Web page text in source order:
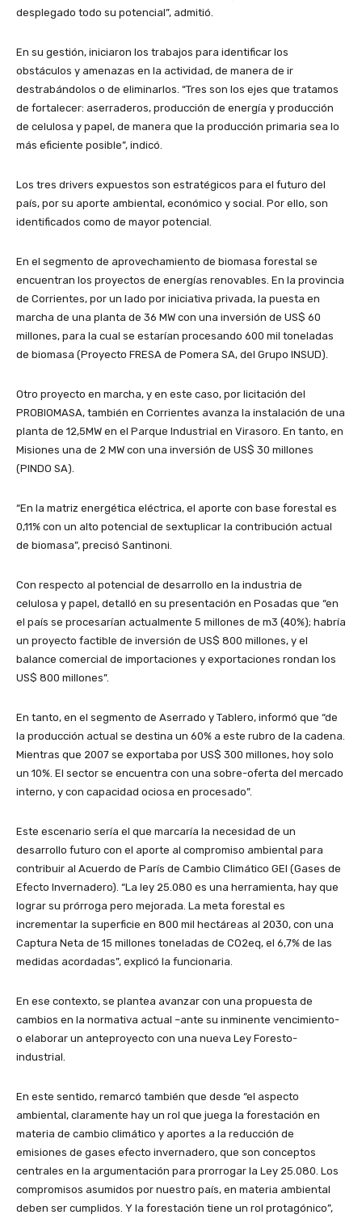
desplegado todo su potencial”, admitió.
En su gestión, iniciaron los trabajos para identificar los
obstáculos y amenazas en la actividad, de manera de ir
destrabándolos o de eliminarlos. “Tres son los ejes que tratamos
de fortalecer: aserraderos, producción de energía y producción
de celulosa y papel, de manera que la producción primaria sea lo
más eficiente posible”, indicó.
Los tres drivers expuestos son estratégicos para el futuro del
país, por su aporte ambiental, económico y social. Por ello, son
identificados como de mayor potencial.
En el segmento de aprovechamiento de biomasa forestal se
encuentran los proyectos de energías renovables. En la provincia
de Corrientes, por un lado por iniciativa privada, la puesta en
marcha de una planta de 36 MW con una inversión de US$ 60
millones, para la cual se estarían procesando 600 mil toneladas
de biomasa (Proyecto FRESA de Pomera SA, del Grupo INSUD).
Otro proyecto en marcha, y en este caso, por licitación del
PROBIOMASA, también en Corrientes avanza la instalación de una
planta de 12,5MW en el Parque Industrial en Virasoro. En tanto, en
Misiones una de 2 MW con una inversión de US$ 30 millones
(PINDO SA).
“En la matriz energética eléctrica, el aporte con base forestal es
0,11% con un alto potencial de sextuplicar la contribución actual
de biomasa”, precisó Santinoni.
Con respecto al potencial de desarrollo en la industria de
celulosa y papel, detalló en su presentación en Posadas que “en
el país se procesarían actualmente 5 millones de m3 (40%); habría
un proyecto factible de inversión de US$ 800 millones, y el
balance comercial de importaciones y exportaciones rondan los
US$ 800 millones”.
En tanto, en el segmento de Aserrado y Tablero, informó que “de
la producción actual se destina un 60% a este rubro de la cadena.
Mientras que 2007 se exportaba por US$ 300 millones, hoy solo
un 10%. El sector se encuentra con una sobre-oferta del mercado
interno, y con capacidad ociosa en procesado”.
Este escenario sería el que marcaría la necesidad de un
desarrollo futuro con el aporte al compromiso ambiental para
contribuir al Acuerdo de París de Cambio Climático GEI (Gases de
Efecto Invernadero). “La ley 25.080 es una herramienta, hay que
lograr su prórroga pero mejorada. La meta forestal es
incrementar la superficie en 800 mil hectáreas al 2030, con una
Captura Neta de 15 millones toneladas de CO2eq, el 6,7% de las
medidas acordadas”, explicó la funcionaria.
En ese contexto, se plantea avanzar con una propuesta de
cambios en la normativa actual –ante su inminente vencimiento-
o elaborar un anteproyecto con una nueva Ley Foresto-
industrial.
En este sentido, remarcó también que desde “el aspecto
ambiental, claramente hay un rol que juega la forestación en
materia de cambio climático y aportes a la reducción de
emisiones de gases efecto invernadero, que son conceptos
centrales en la argumentación para prorrogar la Ley 25.080. Los
compromisos asumidos por nuestro país, en materia ambiental
deben ser cumplidos. Y la forestación tiene un rol protagónico”,